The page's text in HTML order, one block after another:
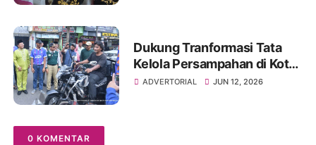
Dukung Tranformasi Tata
Kelola Persampahan di Kota
Jambi, Masyarakat Solok
ADVERTORIAL JUN 12, 2026
0 KOMENTAR